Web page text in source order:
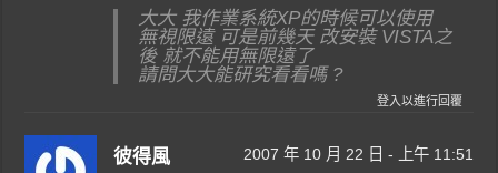
大大 我作業系統XP的時候可以使用
無視限遠 可是前幾天 改安裝 VISTA之
後 就不能用無限遠了
請問大大能研究看看嗎 ?
登入以進行回覆
彼得風 2007 年 10 月 22 日 - 上午 11:51